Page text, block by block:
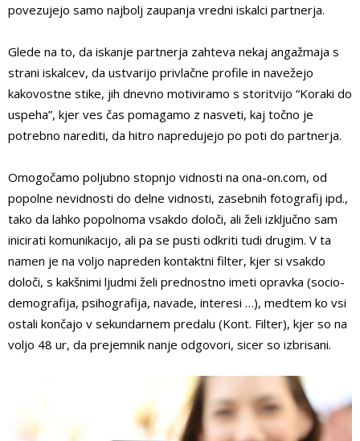
povezujejo samo najbolj zaupanja vredni iskalci partnerja.
Glede na to, da iskanje partnerja zahteva nekaj angažmaja s
strani iskalcev, da ustvarijo privlačne profile in navežejo
kakovostne stike, jih dnevno motiviramo s storitvijo “Koraki do
uspeha”, kjer ves čas pomagamo z nasveti, kaj točno je
potrebno narediti, da hitro napredujejo po poti do partnerja.
Omogočamo poljubno stopnjo vidnosti na ona-on.com, od
popolne nevidnosti do delne vidnosti, zasebnih fotografij ipd.,
tako da lahko popolnoma vsakdo določi, ali želi izključno sam
inicirati komunikacijo, ali pa se pusti odkriti tudi drugim. V ta
namen je na voljo napreden kontaktni filter, kjer si vsakdo
določi, s kakšnimi ljudmi želi prednostno imeti opravka (socio-
demografija, psihografija, navade, interesi …), medtem ko vsi
ostali končajo v sekundarnem predalu (Kont. Filter), kjer so na
voljo 48 ur, da prejemnik nanje odgovori, sicer so izbrisani.